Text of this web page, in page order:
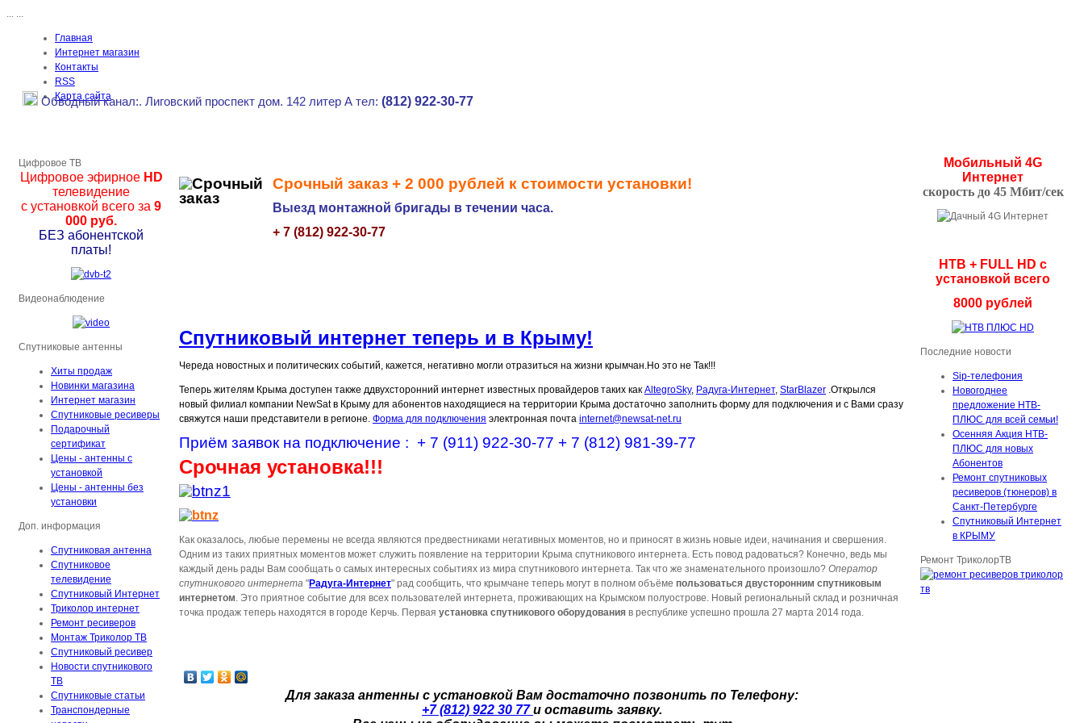
... ...
Главная
Интернет магазин
Контакты
RSS
Карта сайта
Обводный канал:. Лиговский проспект дом. 142 литер А тел: (812) 922-30-77
Срочный заказ + 2 000 рублей к стоимости установки!
Выезд монтажной бригады в течении часа.
+ 7 (812) 922-30-77
Спутниковый интернет теперь и в Крыму!
Череда новостных и политических событий, кажется, негативно могли отразиться на жизни крымчан.Но это не Так!!!
Теперь жителям Крыма доступен также ддвухсторонний интернет известных провайдеров таких как AltegroSky, Радуга-Интернет, StarBlazer .Открылся
новый филиал компании NewSat в Крыму для абонентов находящиеся на территории Крыма достаточно заполнить форму для подключения и с Вами сразу
свяжутся наши представители в регионе. Форма для подключения электронная почта internet@newsat-net.ru
Приём заявок на подключение : + 7 (911) 922-30-77 + 7 (812) 981-39-77
Срочная установка!!!
Как оказалось, любые перемены не всегда являются предвестниками негативных моментов, но и приносят в жизнь новые идеи, начинания и свершения.
Одним из таких приятных моментов может служить появление на территории Крыма спутникового интернета. Есть повод радоваться? Конечно, ведь мы
каждый день рады Вам сообщать о самых интересных событиях из мира спутникового интернета. Так что же знаменательного произошло? Оператор
спутникового интернета "Радуга-Интернет" рад сообщить, что крымчане теперь могут в полном объёме пользоваться двусторонним спутниковым
интернетом. Это приятное событие для всех пользователей интернета, проживающих на Крымском полуострове. Новый региональный склад и розничная
точка продаж теперь находятся в городе Керчь. Первая установка спутникового оборудования в республике успешно прошла 27 марта 2014 года.
Для заказа антенны с установкой Вам достаточно позвонить по Телефону:
+7 (812) 922 30 77 и оставить заявку.
Цифровое ТВ
Цифровое эфирноеHD
телевидение
с установкой всего за 9
000 руб.
БЕЗ абонентской
платы!
Видеонаблюдение
Спутниковые антенны
Хиты продаж
Новинки магазина
Интернет магазин
Спутниковые ресиверы
Подарочный
сертификат
Цены - антенны с
установкой
Цены - антенны без
установки
Доп. информация
Спутниковая антенна
Спутниковое
телевидение
Спутниковый Интернет
Триколор интернет
Ремонт ресиверов
Монтаж Триколор ТВ
Спутниковый ресивер
Новости спутникового
ТВ
Спутниковые статьи
Транспондерные
Мобильный 4G
Интернет
скорость до 45 Мбит/сек
НТВ + FULL HD с
установкой всего
8000 рублей
Последние новости
Sip-телефония
Новогоднее
предложение НТВ-
ПЛЮС для всей семьи!
Осенняя Акция НТВ-
ПЛЮС для новых
Абонентов
Ремонт спутниковых
ресиверов (тюнеров) в
Санкт-Петербурге
Спутниковый Интернет
в КРЫМУ
Ремонт ТриколорТВ